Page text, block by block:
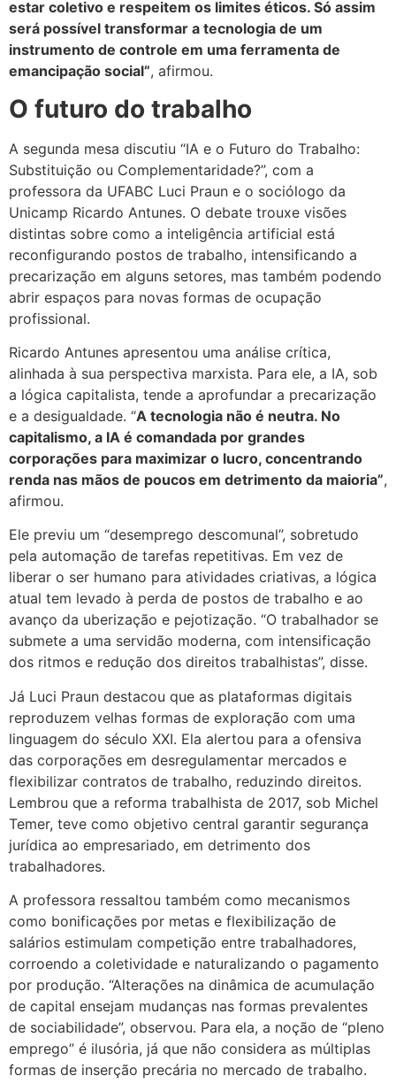
estar coletivo e respeitem os limites éticos. Só assim
será possível transformar a tecnologia de um
instrumento de controle em uma ferramenta de
emancipação social”, afirmou.
O futuro do trabalho
A segunda mesa discutiu “IA e o Futuro do Trabalho:
Substituição ou Complementaridade?”, com a
professora da UFABC Luci Praun e o sociólogo da
Unicamp Ricardo Antunes. O debate trouxe visões
distintas sobre como a inteligência artificial está
reconfigurando postos de trabalho, intensificando a
precarização em alguns setores, mas também podendo
abrir espaços para novas formas de ocupação
profissional.
Ricardo Antunes apresentou uma análise crítica,
alinhada à sua perspectiva marxista. Para ele, a IA, sob
a lógica capitalista, tende a aprofundar a precarização
e a desigualdade. “A tecnologia não é neutra. No
capitalismo, a IA é comandada por grandes
corporações para maximizar o lucro, concentrando
renda nas mãos de poucos em detrimento da maioria”,
afirmou.
Ele previu um “desemprego descomunal”, sobretudo
pela automação de tarefas repetitivas. Em vez de
liberar o ser humano para atividades criativas, a lógica
atual tem levado à perda de postos de trabalho e ao
avanço da uberização e pejotização. “O trabalhador se
submete a uma servidão moderna, com intensificação
dos ritmos e redução dos direitos trabalhistas”, disse.
Já Luci Praun destacou que as plataformas digitais
reproduzem velhas formas de exploração com uma
linguagem do século XXI. Ela alertou para a ofensiva
das corporações em desregulamentar mercados e
flexibilizar contratos de trabalho, reduzindo direitos.
Lembrou que a reforma trabalhista de 2017, sob Michel
Temer, teve como objetivo central garantir segurança
jurídica ao empresariado, em detrimento dos
trabalhadores.
A professora ressaltou também como mecanismos
como bonificações por metas e flexibilização de
salários estimulam competição entre trabalhadores,
corroendo a coletividade e naturalizando o pagamento
por produção. “Alterações na dinâmica de acumulação
de capital ensejam mudanças nas formas prevalentes
de sociabilidade”, observou. Para ela, a noção de “pleno
emprego” é ilusória, já que não considera as múltiplas
formas de inserção precária no mercado de trabalho.